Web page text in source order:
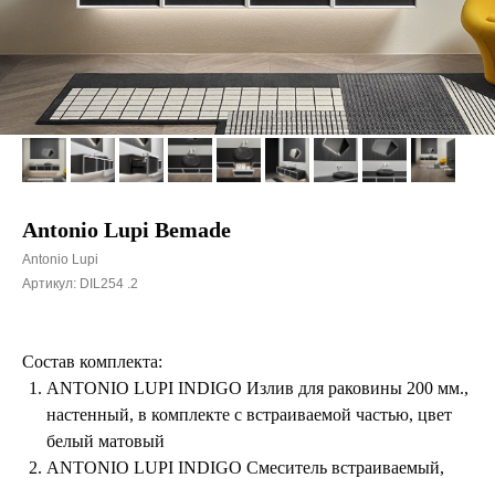
Antonio Lupi Bemade
Antonio Lupi
Артикул: DIL254 .2
Состав комплекта:
ANTONIO LUPI INDIGO Излив для раковины 200 мм.,
настенный, в комплекте с встраиваемой частью, цвет
белый матовый
ANTONIO LUPI INDIGO Смеситель встраиваемый,